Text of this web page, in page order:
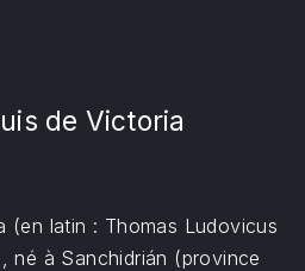
de Victoria
(en latin : Thomas Ludovicus
né à Sanchidrián (province